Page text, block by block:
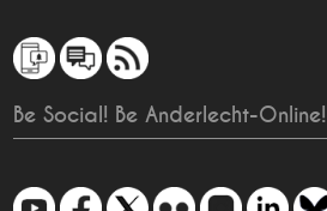
Be Social! Be Anderlecht-Online!